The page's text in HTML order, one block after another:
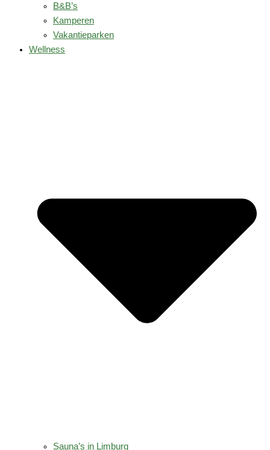
B&B’s
Kamperen
Vakantieparken
Wellness
Sauna’s in Limburg